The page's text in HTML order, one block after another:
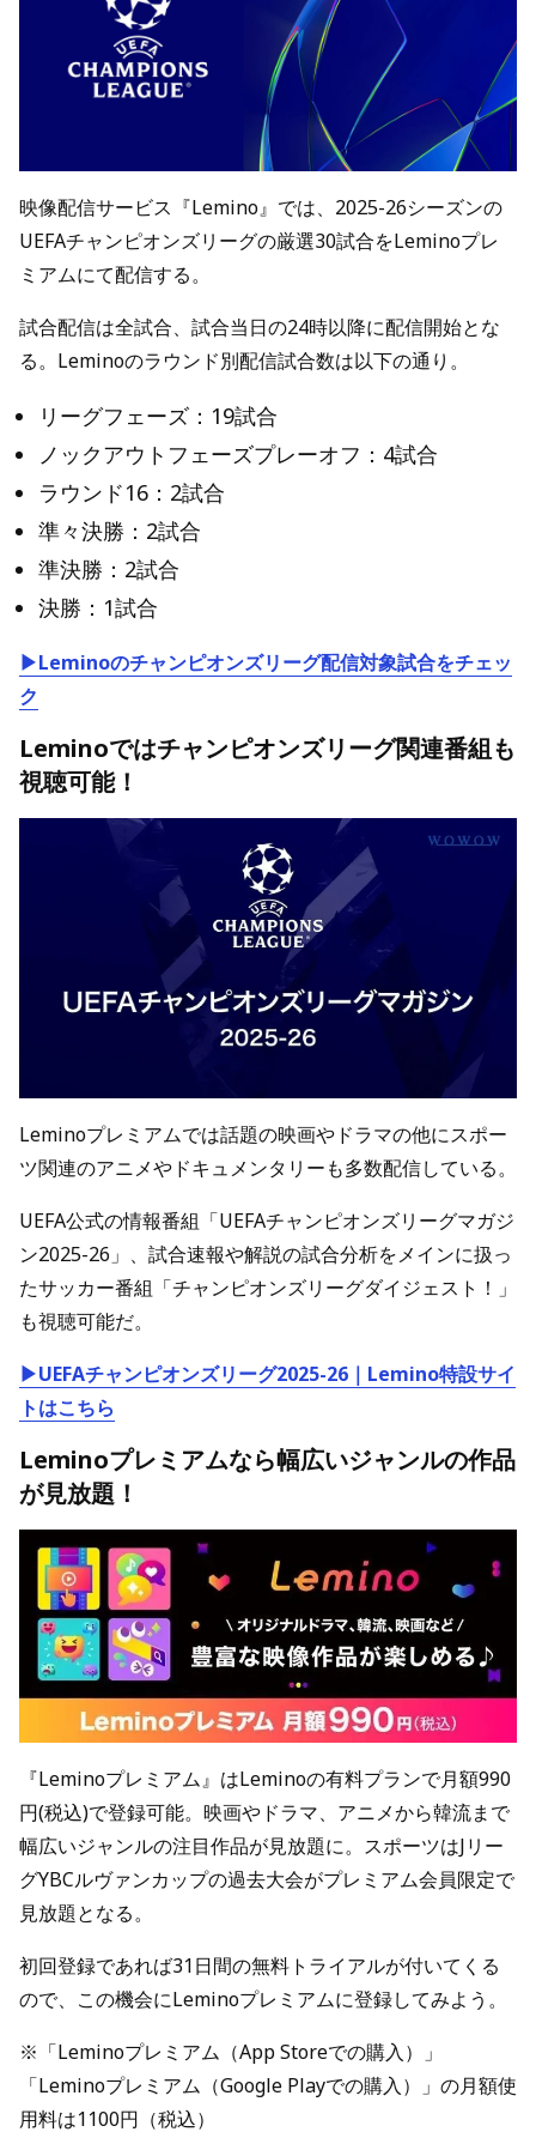
映像配信サービス『Lemino』では、2025-26シーズンの
UEFAチャンピオンズリーグの厳選30試合をLeminoプレ
ミアムにて配信する。
試合配信は全試合、試合当日の24時以降に配信開始とな
る。Leminoのラウンド別配信試合数は以下の通り。
リーグフェーズ：19試合
ノックアウトフェーズプレーオフ：4試合
ラウンド16：2試合
準々決勝：2試合
準決勝：2試合
決勝：1試合
▶Leminoのチャンピオンズリーグ配信対象試合をチェッ
ク
Leminoではチャンピオンズリーグ関連番組も
視聴可能！
Leminoプレミアムでは話題の映画やドラマの他にスポー
ツ関連のアニメやドキュメンタリーも多数配信している。
UEFA公式の情報番組「UEFAチャンピオンズリーグマガジ
ン2025-26」、試合速報や解説の試合分析をメインに扱っ
たサッカー番組「チャンピオンズリーグダイジェスト！」
も視聴可能だ。
▶UEFAチャンピオンズリーグ2025-26｜Lemino特設サイ
トはこちら
Leminoプレミアムなら幅広いジャンルの作品
が見放題！
『Leminoプレミアム』はLeminoの有料プランで月額990
円(税込)で登録可能。映画やドラマ、アニメから韓流まで
幅広いジャンルの注目作品が見放題に。スポーツはJリー
グYBCルヴァンカップの過去大会がプレミアム会員限定で
見放題となる。
初回登録であれば31日間の無料トライアルが付いてくる
ので、この機会にLeminoプレミアムに登録してみよう。
※「Leminoプレミアム（App Storeでの購入）」
「Leminoプレミアム（Google Playでの購入）」の月額使
用料は1100円（税込）